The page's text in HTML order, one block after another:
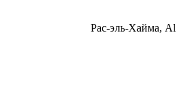
Pac-эль-Хайма, Al